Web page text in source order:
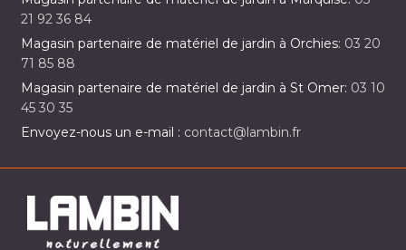
21 92 36 84
Magasin partenaire de matériel de jardin à Orchies: 03 20
71 85 88
Magasin partenaire de matériel de jardin à St Omer: 03 10
45 30 35
Envoyez-nous un e-mail : contact@lambin.fr